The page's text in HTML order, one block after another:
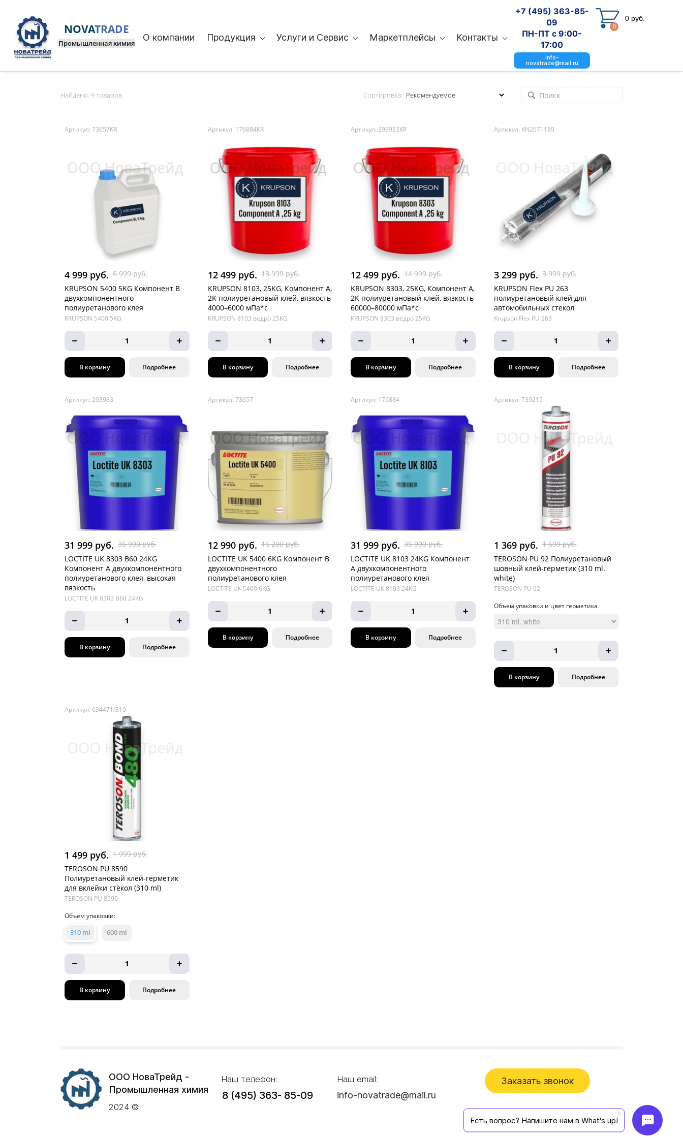
NOVATRADE
Промышленная химия
О компании Продукция Услуги и Сервис Маркетплейсы Контакты
+7 (495) 363-85-
09
ПН-ПТ с 9:00-
17:00
info-
novatrade@mail.ru
0
0 руб.
Найдено: 9 товаров Сортировка:
Артикул: 73657KR
4 999 руб. 6 999 руб.
KRUPSON 5400 5KG Компонент В
двухкомпонентного
полиуретанового клея
KRUPSON 5400 5KG
1
В корзину Подробнее
Артикул: 176884KR
12 499 руб. 13 999 руб.
KRUPSON 8103, 25KG, Компонент А,
2K полиуретановый клей, вязкость
4000–6000 мПа*с
KRUPSON 8103 ведро 25KG
1
В корзину Подробнее
Артикул: 293983KR
12 499 руб. 14 999 руб.
KRUPSON 8303, 25KG, Компонент А,
2K полиуретановый клей, вязкость
60000–80000 мПа*с
KRUPSON 8303 ведро 25KG
1
В корзину Подробнее
Артикул: KN2671189
3 299 руб. 3 999 руб.
KRUPSON Flex PU 263
полиуретановый клей для
автомобильных стекол
Krupson Flex PU 263
1
В корзину Подробнее
Артикул: 293983
31 999 руб. 35 990 руб.
LOCTITE UK 8303 B60 24KG
Компонент А двухкомпонентного
полиуретанового клея, высокая
вязкость
LOCTITE UK 8303 B60 24KG
1
В корзину Подробнее
Артикул: 73657
12 990 руб. 16 200 руб.
LOCTITE UK 5400 6KG Компонент В
двухкомпонентного
полиуретанового клея
LOCTITE UK 5400 6KG
1
В корзину Подробнее
Артикул: 176884
31 999 руб. 35 990 руб.
LOCTITE UK 8103 24KG Компонент
А двухкомпонентного
полиуретанового клея
LOCTITE UK 8103 24KG
1
В корзину Подробнее
Артикул: 739215
1 369 руб. 1 699 руб.
TEROSON PU 92 Полиуретановый
шовный клей-герметик (310 ml.
white)
TEROSON PU 92
Объем упаковки и цвет герметика
1
В корзину Подробнее
Артикул: 634471/310
1 499 руб. 1 999 руб.
TEROSON PU 8590
Полиуретановый клей-герметик
для вклейки стёкол (310 ml)
TEROSON PU 8590
Объем упаковки:
310 ml 600 ml
1
В корзину Подробнее
Есть вопрос? Напишите нам в What's up!
ООО НоваТрейд -
Промышленная химия
2024 ©
Наш телефон:
8 (495) 363- 85-09
Наш email:
info-novatrade@mail.ru
Заказать звонок